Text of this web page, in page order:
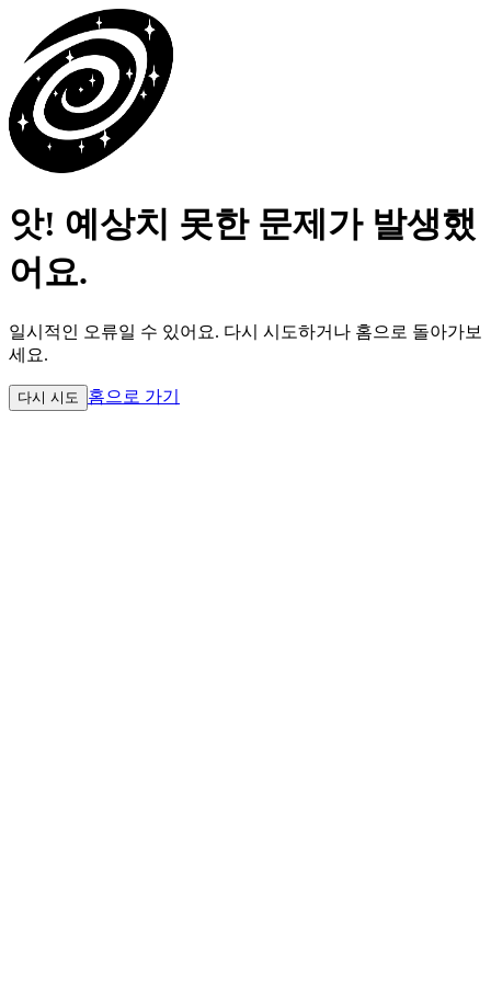
앗! 예상치 못한 문제가 발생했
어요.
일시적인 오류일 수 있어요. 다시 시도하거나 홈으로 돌아가보
세요.
다시 시도 홈으로 가기